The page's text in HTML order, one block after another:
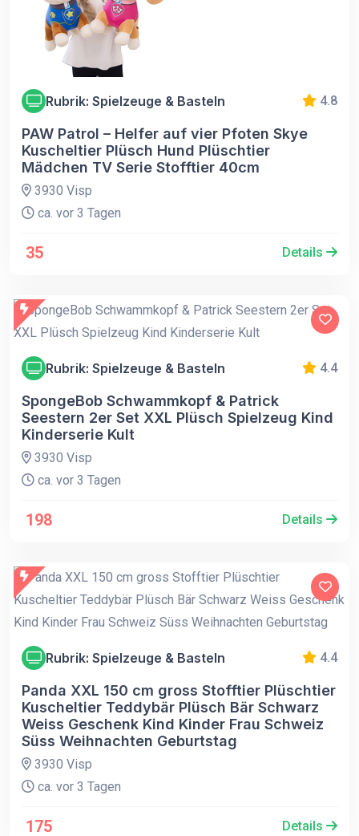
Rubrik: Spielzeuge & Basteln 4.8
PAW Patrol – Helfer auf vier Pfoten Skye
Kuscheltier Plüsch Hund Plüschtier
Mädchen TV Serie Stofftier 40cm
3930 Visp
ca. vor 3 Tagen
35 Details
Rubrik: Spielzeuge & Basteln 4.4
SpongeBob Schwammkopf & Patrick
Seestern 2er Set XXL Plüsch Spielzeug Kind
Kinderserie Kult
3930 Visp
ca. vor 3 Tagen
198 Details
Rubrik: Spielzeuge & Basteln 4.4
Panda XXL 150 cm gross Stofftier Plüschtier
Kuscheltier Teddybär Plüsch Bär Schwarz
Weiss Geschenk Kind Kinder Frau Schweiz
Süss Weihnachten Geburtstag
3930 Visp
ca. vor 3 Tagen
175 Details